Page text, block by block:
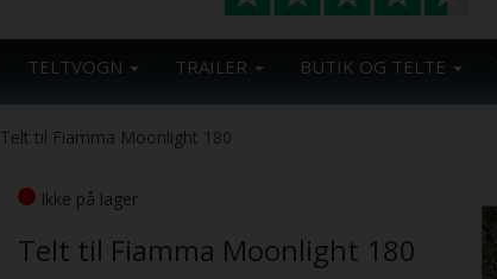
TELTVOGN TRAILER BUTIK OG TELTE
Telt til Fiamma Moonlight 180
Ikke på lager
Telt til Fiamma Moonlight 180